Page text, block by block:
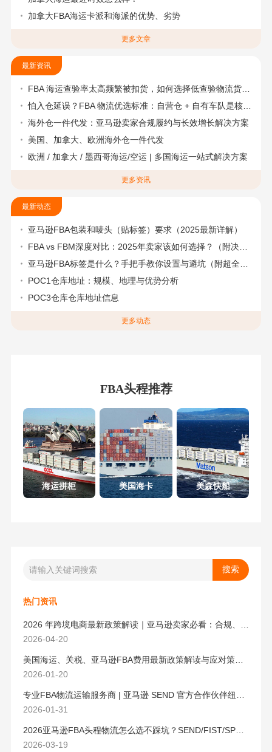
加拿大FBA海运卡派和海派的优势、劣势
更多文章
最新资讯
FBA 海运查验率太高频繁被扣货，如何选择低查验物流货代？
怕入仓延误？FBA 物流优选标准：自营仓 + 自有车队是核心硬指标
海外仓一件代发：亚马逊卖家合规履约与长效增长解决方案
美国、加拿大、欧洲海外仓一件代发
欧洲 / 加拿大 / 墨西哥海运/空运 | 多国海运一站式解决方案
更多资讯
最新动态
亚马逊FBA包装和唛头（贴标签）要求（2025最新详解）
FBA vs FBM深度对比：2025年卖家该如何选择？（附决策流程图）
亚马逊FBA标签是什么？手把手教你设置与避坑（附超全指南）
POC1仓库地址：规模、地理与优势分析
POC3仓库仓库地址信息
更多动态
FBA头程推荐
海运拼柜 美国海卡 美森快船
热门资讯
2026-04-20
美国海运、关税、亚马逊FBA费用最新政策解读与应对策略（2026版）
2026-01-20
2026-01-31
2026亚马逊FBA头程物流怎么选不踩坑？SEND/FIST/SPN官方认证物流商，只有这家敢承诺“准达率第一”
2026-03-19